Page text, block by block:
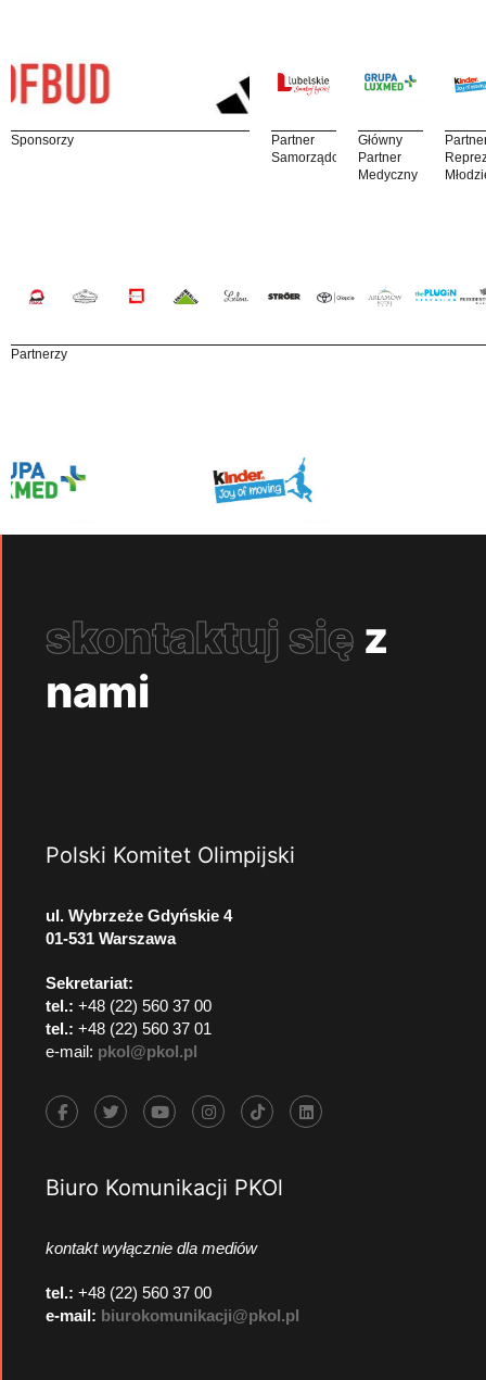
Sponsorzy
Partner
Samorządowy
Główny
Partner
Medyczny
Partnerzy
skontaktuj się z
nami
Polski Komitet Olimpijski
ul. Wybrzeże Gdyńskie 4
01-531 Warszawa
Sekretariat:
tel.: +48 (22) 560 37 00
tel.: +48 (22) 560 37 01
e-mail: pkol@pkol.pl
Biuro Komunikacji PKOl
kontakt wyłącznie dla mediów
tel.: +48 (22) 560 37 00
e-mail: biurokomunikacji@pkol.pl